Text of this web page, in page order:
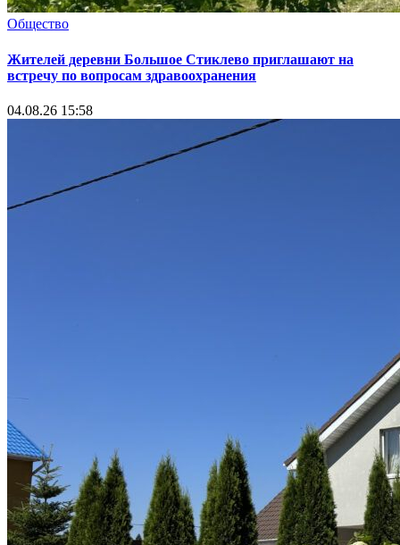
Общество
Жителей деревни Большое Стиклево приглашают на
встречу по вопросам здравоохранения
04.08.26 15:58